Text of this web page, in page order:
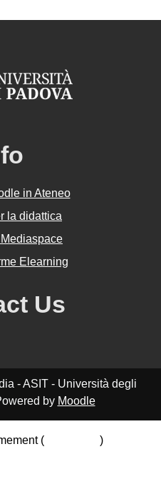
in Ateneo
la didattica
Elearning
Us
- ASIT - Università degli
by Moodle
(
)